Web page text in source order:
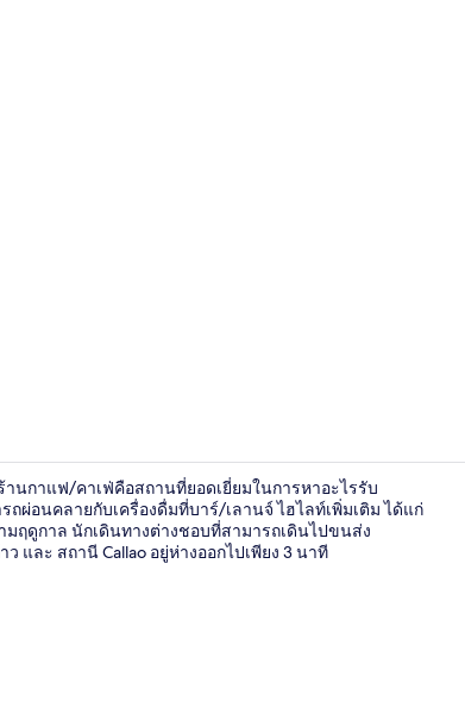
นกาแฟ/คาเฟ่คือสถานที่ยอดเยี่ยมในการหาอะไรรับ
ผ่อนคลายกับเครื่องดื่มที่บาร์/เลานจ์ ไฮไลท์เพิ่มเติม ได้แก่
ฤดูกาล นักเดินทางต่างชอบที่สามารถเดินไปขนส่ง
และ สถานี Callao อยู่ห่างออกไปเพียง 3 นาที